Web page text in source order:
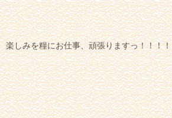
楽しみを糧にお仕事、頑張りますっ！！！！